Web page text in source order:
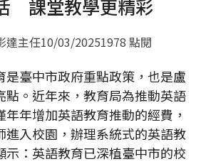
課堂教學更精彩
達主任10/03/20251978 點閱
臺中市政府重點政策，也是盧
點。近年來，教育局為推動英語
年增加英語教育推動的經費，
進入校園，辦理系統式的英語教
示：英語教育已深植臺中市的校